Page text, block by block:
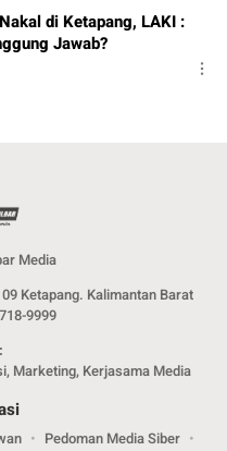
di Ketapang, LAKI :
Tanggung Jawab?
Media
Ketapang. Kalimantan Barat
9999
Marketing, Kerjasama Media
Pedoman Media Siber